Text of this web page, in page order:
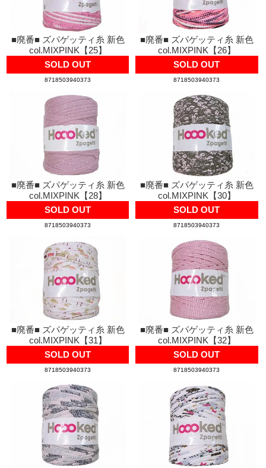
■廃番■ ズパゲッティ糸 新色
col.MIXPINK【25】
SOLD OUT
8718503940373
■廃番■ ズパゲッティ糸 新色
col.MIXPINK【26】
SOLD OUT
8718503940373
■廃番■ ズパゲッティ糸 新色
col.MIXPINK【28】
SOLD OUT
8718503940373
■廃番■ ズパゲッティ糸 新色
col.MIXPINK【30】
SOLD OUT
8718503940373
■廃番■ ズパゲッティ糸 新色
col.MIXPINK【31】
SOLD OUT
8718503940373
■廃番■ ズパゲッティ糸 新色
col.MIXPINK【32】
SOLD OUT
8718503940373